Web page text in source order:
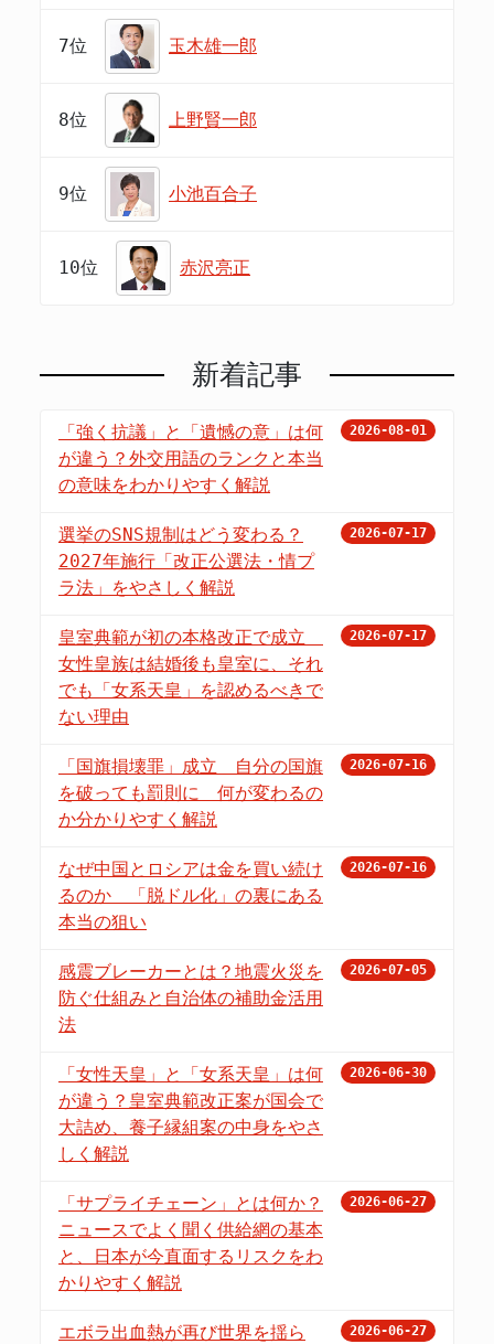
7位 玉木雄一郎
8位 上野賢一郎
9位 小池百合子
10位 赤沢亮正
新着記事
「強く抗議」と「遺憾の意」は何
が違う？外交用語のランクと本当
の意味をわかりやすく解説
2026-08-01
選挙のSNS規制はどう変わる？
2027年施行「改正公選法・情プ
ラ法」をやさしく解説
2026-07-17
皇室典範が初の本格改正で成立
女性皇族は結婚後も皇室に、それ
でも「女系天皇」を認めるべきで
ない理由
2026-07-17
「国旗損壊罪」成立 自分の国旗
を破っても罰則に 何が変わるの
か分かりやすく解説
2026-07-16
なぜ中国とロシアは金を買い続け
るのか 「脱ドル化」の裏にある
本当の狙い
2026-07-16
感震ブレーカーとは？地震火災を
防ぐ仕組みと自治体の補助金活用
法
2026-07-05
「女性天皇」と「女系天皇」は何
が違う？皇室典範改正案が国会で
大詰め、養子縁組案の中身をやさ
しく解説
2026-06-30
「サプライチェーン」とは何か？
ニュースでよく聞く供給網の基本
と、日本が今直面するリスクをわ
かりやすく解説
2026-06-27
エボラ出血熱が再び世界を揺ら
2026-06-27